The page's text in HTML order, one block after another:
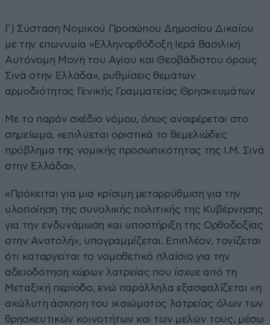
Γ) Σύσταση Νομικού Προσώπου Δημοσίου Δικαίου
με την επωνυμία «Ελληνορθόδοξη Ιερά Βασιλική
Αυτόνομη Μονή του Αγίου και Θεοβάδιστου όρους
Σινά στην Ελλάδα», ρυθμίσεις θεμάτων
αρμοδιότητας Γενικής Γραμματείας Θρησκευμάτων
Με το παρόν σχέδιο νόμου, όπως αναφέρεται στο
σημείωμα, «επιλύεται οριστικά το θεμελιώδες
πρόβλημα της νομικής προσωπικότητας της Ι.Μ. Σινά
στην Ελλάδα».
«Πρόκειται για μια κρίσιμη μεταρρύθμιση για την
υλοποίηση της συνολικής πολιτικής της Κυβέρνησης
για την ενδυνάμωση και υποστήριξη της Ορθοδοξίας
στην Ανατολή», υπογραμμίζεται. Επιπλέον, τονίζεται
ότι καταργείται το νομοθετικό πλαίσιο για την
αδειοδότηση χώρων λατρείας που ίσχυε από τη
Μεταξική περίοδο, ενώ παράλληλα εξασφαλίζεται «η
ακώλυτη άσκηση του ικαιώματος λατρείας όλων των
θρησκευτικών κοινοτήτων και των μελών τους, μέσω